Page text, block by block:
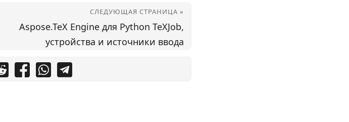
СЛЕДУЮЩАЯ СТРАНИЦА »
Aspose.TeX Engine для Python TeXJob,
устройства и источники ввода